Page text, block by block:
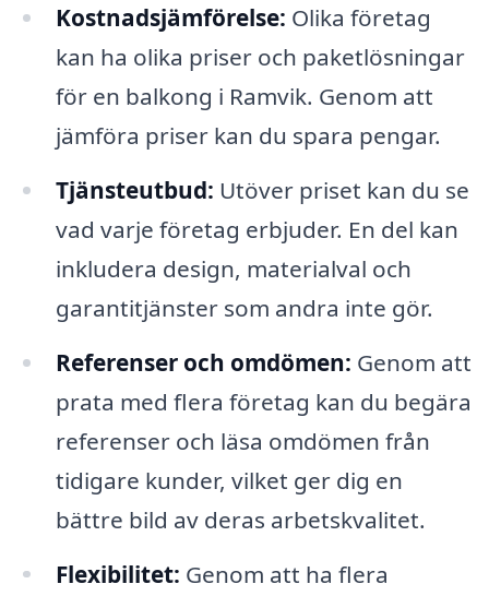
Kostnadsjämförelse: Olika företag
kan ha olika priser och paketlösningar
för en balkong i Ramvik. Genom att
jämföra priser kan du spara pengar.
Tjänsteutbud: Utöver priset kan du se
vad varje företag erbjuder. En del kan
inkludera design, materialval och
garantitjänster som andra inte gör.
Referenser och omdömen: Genom att
prata med flera företag kan du begära
referenser och läsa omdömen från
tidigare kunder, vilket ger dig en
bättre bild av deras arbetskvalitet.
Flexibilitet: Genom att ha flera